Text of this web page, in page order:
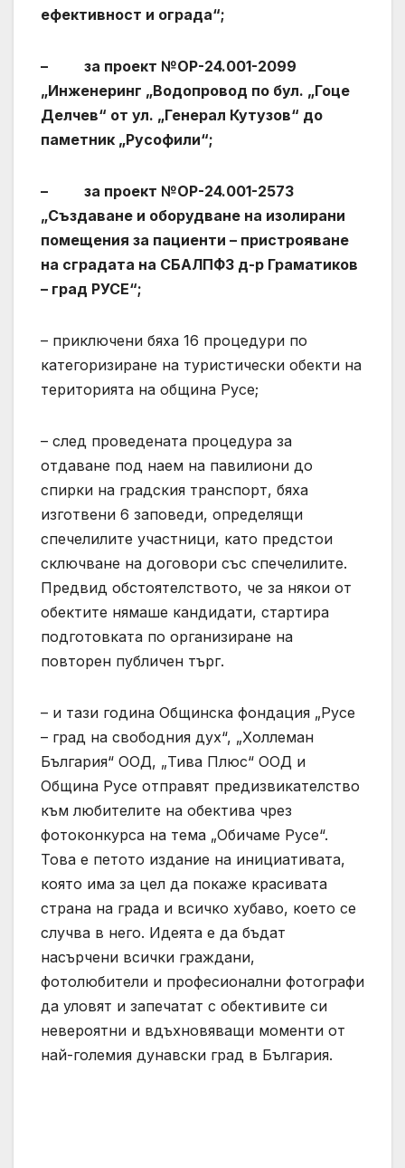
ефективност и ограда“;
– за проект №OP-24.001-2099
„Инженеринг „Водопровод по бул. „Гоце
Делчев“ от ул. „Генерал Кутузов“ до
паметник „Русофили“;
– за проект №OP-24.001-2573
„Създаване и оборудване на изолирани
помещения за пациенти – пристрояване
на сградата на СБАЛПФЗ д-р Граматиков
– град РУСЕ“;
– приключени бяха 16 процедури по
категоризиране на туристически обекти на
територията на община Русе;
– след проведената процедура за
отдаване под наем на павилиони до
спирки на градския транспорт, бяха
изготвени 6 заповеди, определящи
спечелилите участници, като предстои
сключване на договори със спечелилите.
Предвид обстоятелството, че за някои от
обектите нямаше кандидати, стартира
подготовката по организиране на
повторен публичен търг.
– и тази година Общинска фондация „Русе
– град на свободния дух“, „Холлеман
България“ ООД, „Тива Плюс“ ООД и
Община Русе отправят предизвикателство
към любителите на обектива чрез
фотоконкурса на тема „Обичаме Русе“.
Това е петото издание на инициативата,
която има за цел да покаже красивата
страна на града и всичко хубаво, което се
случва в него. Идеята е да бъдат
насърчени всички граждани,
фотолюбители и професионални фотографи
да уловят и запечатат с обективите си
невероятни и вдъхновяващи моменти от
най-големия дунавски град в България.